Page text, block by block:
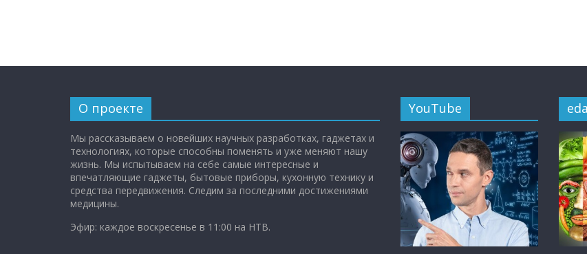
О проекте
Мы рассказываем о новейших научных разработках, гаджетах и
технологиях, которые способны поменять и уже меняют нашу
жизнь. Мы испытываем на себе самые интересные и
впечатляющие гаджеты, бытовые приборы, кухонную технику и
средства передвижения. Следим за последними достижениями
медицины.
Эфир: каждое воскресенье в 11:00 на НТВ.
YouTube